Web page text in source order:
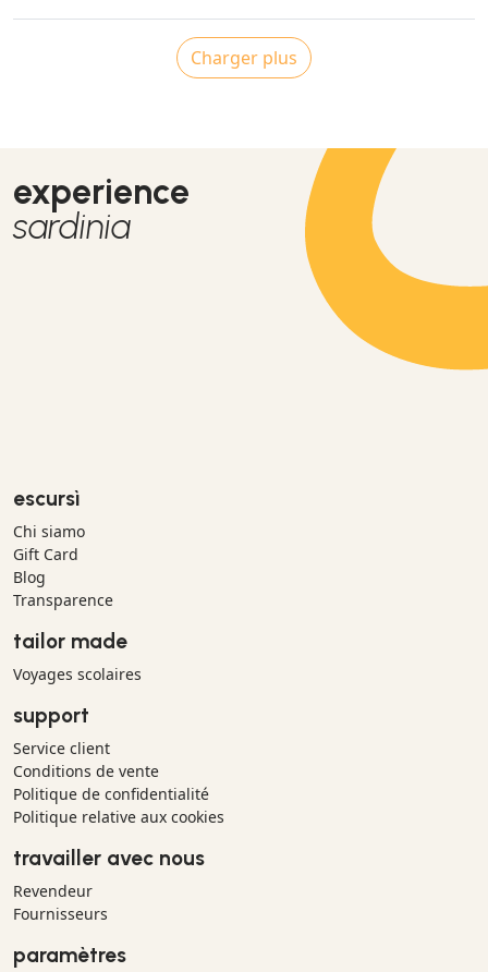
Charger plus
experience
sardinia
escursì
Chi siamo
Gift Card
Blog
Transparence
tailor made
Voyages scolaires
support
Service client
Conditions de vente
Politique de confidentialité
Politique relative aux cookies
travailler avec nous
Revendeur
Fournisseurs
paramètres